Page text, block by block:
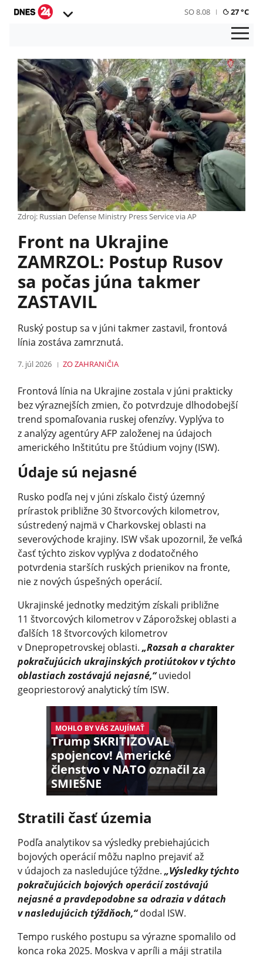
SO 8.08 27 °C
Zdroj: Russian Defense Ministry Press Service via AP
Front na Ukrajine
ZAMRZOL: Postup Rusov
sa počas júna takmer
ZASTAVIL
Ruský postup sa v júni takmer zastavil, frontová
línia zostáva zamrznutá.
7. júl 2026 ZO ZAHRANIČIA
Frontová línia na Ukrajine zostala v júni prakticky
bez výraznejších zmien, čo potvrdzuje dlhodobejší
trend spomaľovania ruskej ofenzívy. Vyplýva to
z analýzy agentúry AFP založenej na údajoch
amerického Inštitútu pre štúdium vojny (ISW).
Údaje sú nejasné
Rusko podľa nej v júni získalo čistý územný
prírastok približne 30 štvorcových kilometrov,
sústredený najmä v Charkovskej oblasti na
severovýchode krajiny. ISW však upozornil, že veľká
časť týchto ziskov vyplýva z dodatočného
potvrdenia starších ruských prienikov na fronte,
nie z nových úspešných operácií.
Ukrajinské jednotky medzitým získali približne
11 štvorcových kilometrov v Záporožskej oblasti a
ďalších 18 štvorcových kilometrov
v Dnepropetrovskej oblasti. „Rozsah a charakter
pokračujúcich ukrajinských protiútokov v týchto
oblastiach zostávajú nejasné,“uviedol
geopriestorový analytický tím ISW.
MOHLO BY VÁS ZAUJÍMAŤ
Trump SKRITIZOVAL
spojencov! Americké
členstvo v NATO označil za
SMIEŠNE
Stratili časť územia
Podľa analytikov sa výsledky prebiehajúcich
bojových operácií môžu naplno prejaviť až
v údajoch za nasledujúce týždne. „Výsledky týchto
pokračujúcich bojových operácií zostávajú
nejasné a pravdepodobne sa odrazia v dátach
v nasledujúcich týždňoch,“dodal ISW.
Tempo ruského postupu sa výrazne spomalilo od
konca roka 2025. Moskva v apríli a máji stratila